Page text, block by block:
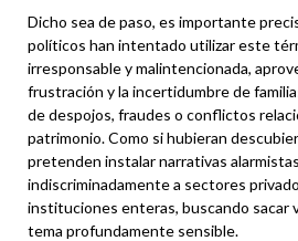
Dicho sea de paso, es importante
políticos han intentado utilizar este
irresponsable y malintencionada,
frustración y la incertidumbre de
de despojos, fraudes o conflictos
patrimonio. Como si hubieran
pretenden instalar narrativas
indiscriminadamente a sectores
instituciones enteras, buscando sacar
tema profundamente sensible.